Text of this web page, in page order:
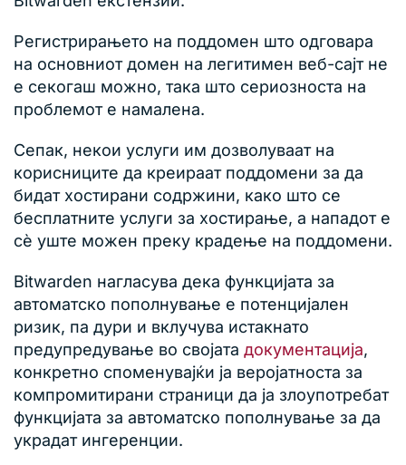
Регистрирањето на поддомен што одговара
на основниот домен на легитимен веб-сајт не
е секогаш можно, така што сериозноста на
проблемот е намалена.
Сепак, некои услуги им дозволуваат на
корисниците да креираат поддомени за да
бидат хостирани содржини, како што се
бесплатните услуги за хостирање, а нападот е
сè уште можен преку крадење на поддомени.
Bitwarden нагласува дека функцијата за
автоматско пополнување е потенцијален
ризик, па дури и вклучува истакнато
предупредување во својата документација,
конкретно споменувајќи ја веројатноста за
компромитирани страници да ја злоупотребат
функцијата за автоматско пополнување за да
украдат ингеренции.